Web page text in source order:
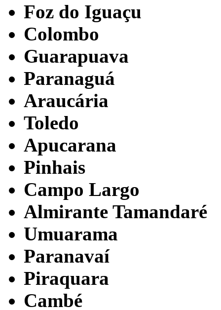
Foz do Iguaçu
Colombo
Guarapuava
Paranaguá
Araucária
Toledo
Apucarana
Pinhais
Campo Largo
Almirante Tamandaré
Umuarama
Paranavaí
Piraquara
Cambé